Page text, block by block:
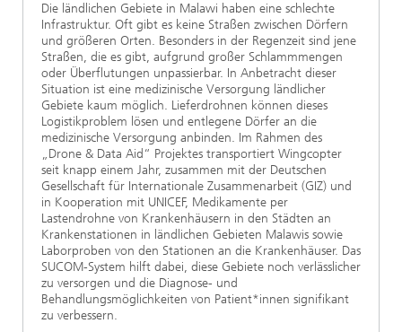
Die ländlichen Gebiete in Malawi haben eine schlechte
Infrastruktur. Oft gibt es keine Straßen zwischen Dörfern
und größeren Orten. Besonders in der Regenzeit sind jene
Straßen, die es gibt, aufgrund großer Schlammmengen
oder Überflutungen unpassierbar. In Anbetracht dieser
Situation ist eine medizinische Versorgung ländlicher
Gebiete kaum möglich. Lieferdrohnen können dieses
Logistikproblem lösen und entlegene Dörfer an die
medizinische Versorgung anbinden. Im Rahmen des
„Drone & Data Aid“ Projektes transportiert Wingcopter
seit knapp einem Jahr, zusammen mit der Deutschen
Gesellschaft für Internationale Zusammenarbeit (GIZ) und
in Kooperation mit UNICEF, Medikamente per
Lastendrohne von Krankenhäusern in den Städten an
Krankenstationen in ländlichen Gebieten Malawis sowie
Laborproben von den Stationen an die Krankenhäuser. Das
SUCOM-System hilft dabei, diese Gebiete noch verlässlicher
zu versorgen und die Diagnose- und
Behandlungsmöglichkeiten von Patient*innen signifikant
zu verbessern.